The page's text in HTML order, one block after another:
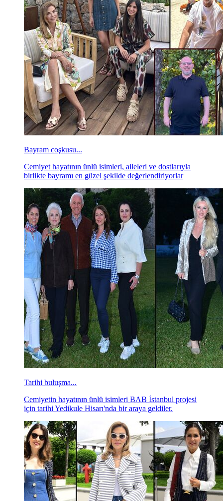
Bayram coşkusu...
Cemiyet hayatının ünlü isimleri, aileleri ve dostlarıyla
birlikte bayramı en güzel şekilde değerlendiriyorlar
Tarihi buluşma...
Cemiyetin hayatının ünlü isimleri BAB İstanbul projesi
için tarihi Yedikule Hisarı'nda bir araya geldiler.